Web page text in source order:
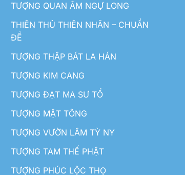
TƯỢNG QUAN ÂM NGỰ LONG
THIÊN THỦ THIÊN NHÃN – CHUẨN
ĐỀ
TƯỢNG THẬP BÁT LA HÁN
TƯỢNG KIM CANG
TƯỢNG ĐẠT MA SƯ TỔ
TƯỢNG MẬT TÔNG
TƯỢNG VƯỜN LÂM TỲ NY
TƯỢNG TAM THẾ PHẬT
TƯỢNG PHÚC LỘC THỌ